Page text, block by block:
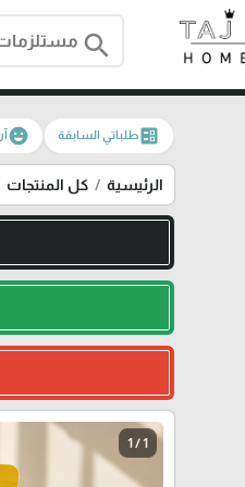
search
ballotطلباتي السابقة emoji_emotions
الرئيسية كل المنتجات
1 / 1